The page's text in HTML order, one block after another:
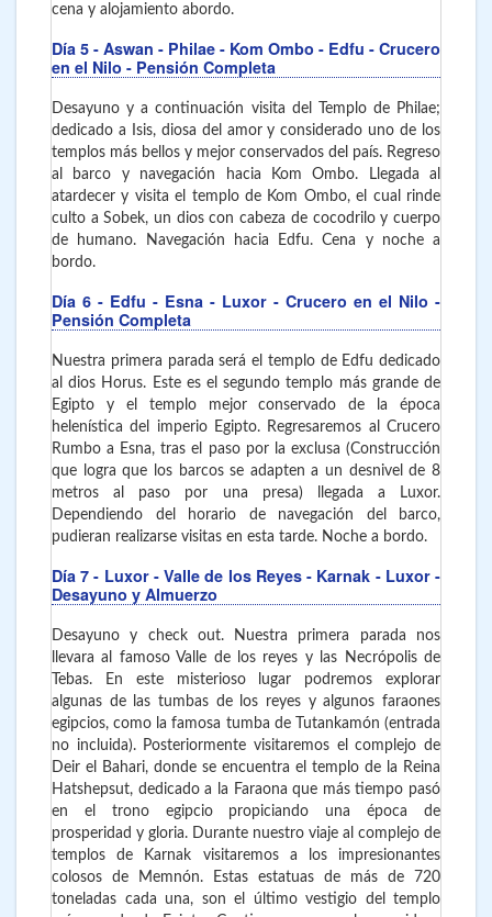
cena y alojamiento abordo.
Día 5 - Aswan - Philae - Kom Ombo - Edfu - Crucero
en el Nilo - Pensión Completa
Desayuno y a continuación visita del Templo de Philae;
dedicado a Isis, diosa del amor y considerado uno de los
templos más bellos y mejor conservados del país. Regreso
al barco y navegación hacia Kom Ombo. Llegada al
atardecer y visita el templo de Kom Ombo, el cual rinde
culto a Sobek, un dios con cabeza de cocodrilo y cuerpo
de humano. Navegación hacia Edfu. Cena y noche a
bordo.
Día 6 - Edfu - Esna - Luxor - Crucero en el Nilo -
Pensión Completa
Nuestra primera parada será el templo de Edfu dedicado
al dios Horus. Este es el segundo templo más grande de
Egipto y el templo mejor conservado de la época
helenística del imperio Egipto. Regresaremos al Crucero
Rumbo a Esna, tras el paso por la exclusa (Construcción
que logra que los barcos se adapten a un desnivel de 8
metros al paso por una presa) llegada a Luxor.
Dependiendo del horario de navegación del barco,
pudieran realizarse visitas en esta tarde. Noche a bordo.
Día 7 - Luxor - Valle de los Reyes - Karnak - Luxor-
Desayuno y Almuerzo
Desayuno y check out. Nuestra primera parada nos
llevara al famoso Valle de los reyes y las Necrópolis de
Tebas. En este misterioso lugar podremos explorar
algunas de las tumbas de los reyes y algunos faraones
egipcios, como la famosa tumba de Tutankamón (entrada
no incluida). Posteriormente visitaremos el complejo de
Deir el Bahari, donde se encuentra el templo de la Reina
Hatshepsut, dedicado a la Faraona que más tiempo pasó
en el trono egipcio propiciando una época de
prosperidad y gloria. Durante nuestro viaje al complejo de
templos de Karnak visitaremos a los impresionantes
colosos de Memnón. Estas estatuas de más de 720
toneladas cada una, son el último vestigio del templo